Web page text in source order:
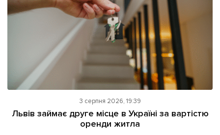
3 серпня 2026, 19:39
Львів займає друге місце в Україні за вартістю
оренди житла